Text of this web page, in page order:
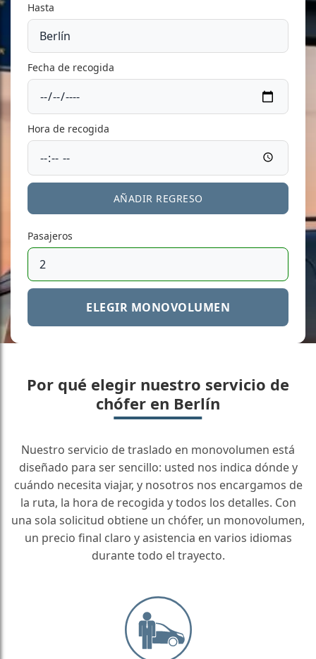
Hasta
Fecha de recogida
Hora de recogida
AÑADIR REGRESO
Pasajeros
ELEGIR MONOVOLUMEN
Por qué elegir nuestro servicio de
chófer en Berlín
Nuestro servicio de traslado en monovolumen está
diseñado para ser sencillo: usted nos indica dónde y
cuándo necesita viajar, y nosotros nos encargamos de
la ruta, la hora de recogida y todos los detalles. Con
una sola solicitud obtiene un chófer, un monovolumen,
un precio final claro y asistencia en varios idiomas
durante todo el trayecto.